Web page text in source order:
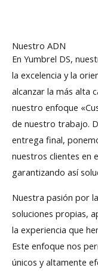
Nuestro ADN
En Yumbrel DS,
la excelencia y la
alcanzar la más alta
nuestro enfoque
de nuestro trabajo.
entrega final,
nuestros clientes en
garantizando así
Nuestra pasión por
soluciones propias,
la experiencia que
Este enfoque nos
únicos y altamente